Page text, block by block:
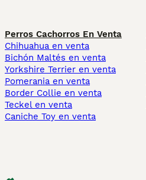
Perros Cachorros En Venta
Chihuahua en venta
Bichón Maltés en venta
Yorkshire Terrier en venta
Pomerania en venta
Border Collie en venta
Teckel en venta
Caniche Toy en venta